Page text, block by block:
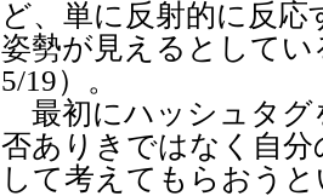
ど、単に反射的に反
姿勢が見えるとして
5/19）。
最初にハッシュタグ
否ありきではなく自
して考えてもらおう